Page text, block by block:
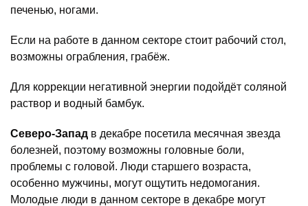
печенью, ногами.
Если на работе в данном секторе стоит рабочий стол,
возможны ограбления, грабёж.
Для коррекции негативной энергии подойдёт соляной
раствор и водный бамбук.
Северо-Запад в декабре посетила месячная звезда
болезней, поэтому возможны головные боли,
проблемы с головой. Люди старшего возраста,
особенно мужчины, могут ощутить недомогания.
Молодые люди в данном секторе в декабре могут